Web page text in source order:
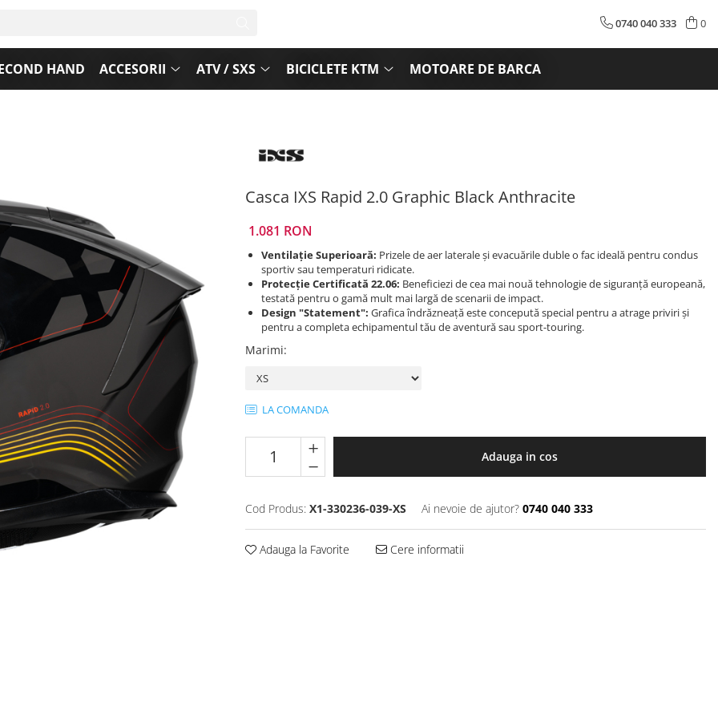
0740 040 333 0
HAND ACCESORII ATV / SXS BICICLETE KTM MOTOARE DE BARCA
Casca IXS Rapid 2.0 Graphic Black Anthracite
1.081 RON
Ventilație Superioară: Prizele de aer laterale și evacuările duble o fac ideală pentru condus
sportiv sau temperaturi ridicate.
Protecție Certificată 22.06: Beneficiezi de cea mai nouă tehnologie de siguranță europeană,
testată pentru o gamă mult mai largă de scenarii de impact.
Design "Statement": Grafica îndrăzneață este concepută special pentru a atrage priviri și
pentru a completa echipamentul tău de aventură sau sport-touring.
Marimi:
LA COMANDA
Adauga in cos
Cod Produs: X1-330236-039-XS Ai nevoie de ajutor? 0740 040 333
Adauga la Favorite Cere informatii